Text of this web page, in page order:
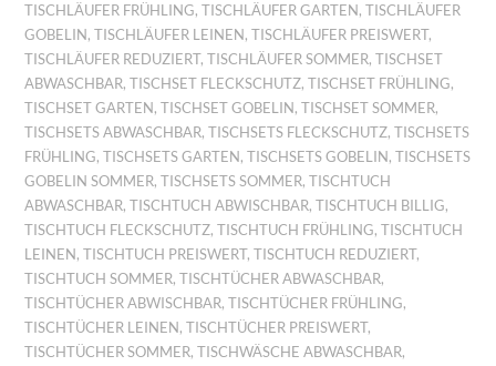
TISCHLÄUFER FRÜHLING,TISCHLÄUFER GARTEN ,TISCHLÄUFER
GOBELIN ,TISCHLÄUFER LEINEN ,TISCHLÄUFER PREISWERT,
TISCHLÄUFER REDUZIERT,TISCHLÄUFER SOMMER,TISCHSET
ABWASCHBAR,TISCHSET FLECKSCHUTZ,TISCHSET FRÜHLING,
TISCHSET GARTEN ,TISCHSET GOBELIN ,TISCHSET SOMMER,
TISCHSETS ABWASCHBAR,TISCHSETS FLECKSCHUTZ,TISCHSETS
FRÜHLING,TISCHSETS GARTEN ,TISCHSETS GOBELIN ,TISCHSETS
GOBELIN SOMMER,TISCHSETS SOMMER,TISCHTUCH
ABWASCHBAR,TISCHTUCH ABWISCHBAR,TISCHTUCH BILLIG,
TISCHTUCH FLECKSCHUTZ,TISCHTUCH FRÜHLING,TISCHTUCH
LEINEN ,TISCHTUCH PREISWERT,TISCHTUCH REDUZIERT,
TISCHTUCH SOMMER,TISCHTÜCHER ABWASCHBAR,
TISCHTÜCHER ABWISCHBAR,TISCHTÜCHER FRÜHLING,
TISCHTÜCHER LEINEN ,TISCHTÜCHER PREISWERT,
TISCHTÜCHER SOMMER,TISCHWÄSCHE ABWASCHBAR,